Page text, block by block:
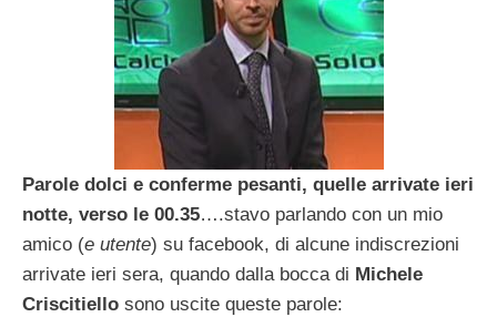
Parole dolci e conferme pesanti, quelle arrivate ieri
notte, verso le 00.35….stavo parlando con un mio
amico (e utente) su facebook, di alcune indiscrezioni
arrivate ieri sera, quando dalla bocca di Michele
Criscitiello sono uscite queste parole: